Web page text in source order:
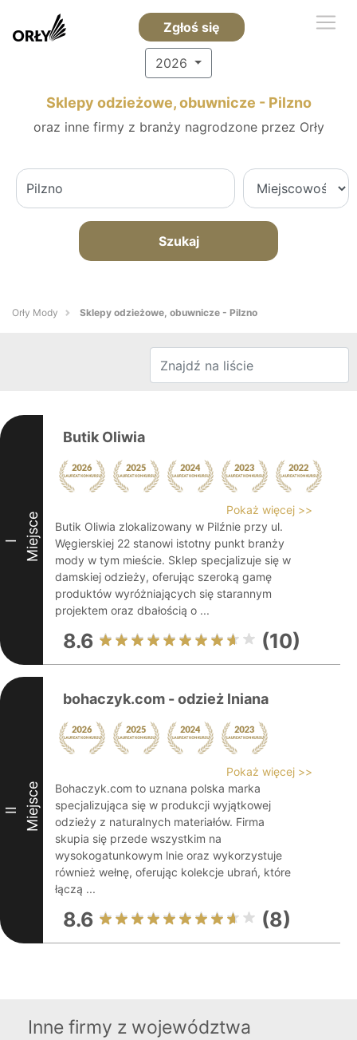
Zgłoś się
2026
Sklepy odzieżowe, obuwnicze - Pilzno
oraz inne firmy z branży nagrodzone przez Orły
Szukaj
Orły Mody Sklepy odzieżowe, obuwnicze - Pilzno
I Miejsce
Butik Oliwia
Pokaż więcej >>
Butik Oliwia zlokalizowany w Pilźnie przy ul.
Węgierskiej 22 stanowi istotny punkt branży
mody w tym mieście. Sklep specjalizuje się w
damskiej odzieży, oferując szeroką gamę
produktów wyróżniających się starannym
projektem oraz dbałością o ...
8.6 (10)
II Miejsce
bohaczyk.com - odzież lniana
Pokaż więcej >>
Bohaczyk.com to uznana polska marka
specjalizująca się w produkcji wyjątkowej
odzieży z naturalnych materiałów. Firma
skupia się przede wszystkim na
wysokogatunkowym lnie oraz wykorzystuje
również wełnę, oferując kolekcje ubrań, które
łączą ...
8.6 (8)
Inne firmy z województwa